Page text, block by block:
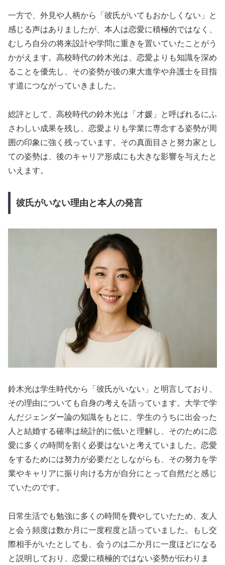
一方で、外見や人柄から「彼氏がいてもおかしくない」と
感じる声はありましたが、本人は恋愛に積極的ではなく、
むしろ自分の将来設計や学問に重きを置いていたことがう
かがえます。高校時代の鈴木光は、恋愛よりも知識を深め
ることを優先し、その姿勢が後の東大進学や弁護士を目指
す道につながっていきました。
総評として、高校時代の鈴木光は「才媛」と呼ばれるにふ
さわしい成果を残し、恋愛よりも学業に専念する姿勢が周
囲の印象に強く残っています。その真面目さと努力家とし
ての姿勢は、後のキャリア形成にも大きな影響を与えたと
いえます。
彼氏がいない理由と本人の発言
鈴木光は学生時代から「彼氏がいない」と明言しており、
その理由についても自身の考えを語っています。大学で学
んだジェンダー論の知識をもとに、学生のうちに出会った
人と結婚する確率は統計的に低いと理解し、そのために恋
愛に多くの時間を割く必要はないと考えていました。恋愛
をするためには努力が必要だとしながらも、その努力を学
業やキャリアに振り向ける方が自分にとって自然だと感じ
ていたのです。
日常生活でも勉強に多くの時間を費やしていたため、友人
と会う頻度は数か月に一度程度と語っていました。もし交
際相手がいたとしても、会うのは二か月に一度ほどになる
と説明しており、恋愛に積極的ではない姿勢が伝わりま